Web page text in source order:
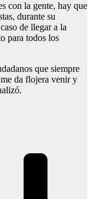
con la gente, hay que
durante su
de llegar a la
para todos los
que siempre
da flojera venir y